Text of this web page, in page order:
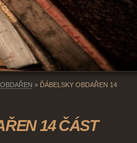
» ĎÁBELSKY OBDAŘEN 14
14 ČÁST